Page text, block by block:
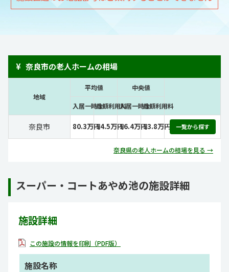
¥ 奈良市の老人ホームの相場
地域
平均値 中央値
入居一時金月額利用料入居一時金月額利用料
奈良市 80.3万円14.5万円16.4万円13.8万円 一覧から探す
奈良県の老人ホームの相場を見る →
スーパー・コートあやめ池の施設詳細
施設詳細
この施設の情報を印刷（PDF版）
施設名称